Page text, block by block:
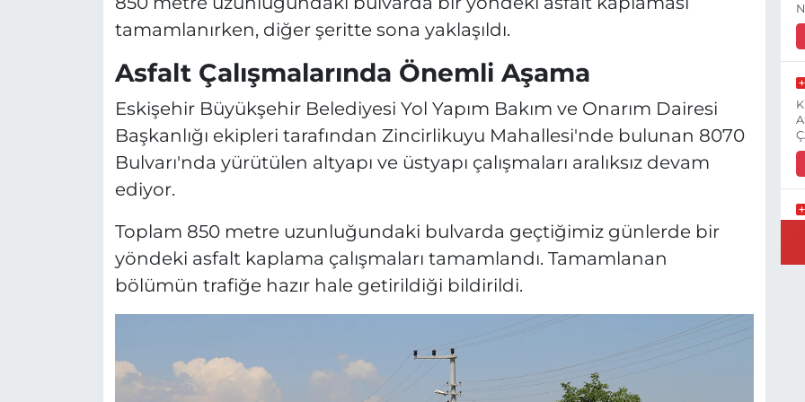
tamamlanırken, diğer şeritte sona yaklaşıldı.
Asfalt Çalışmalarında Önemli Aşama
Eskişehir Büyükşehir Belediyesi Yol Yapım Bakım ve Onarım Dairesi
Başkanlığı ekipleri tarafından Zincirlikuyu Mahallesi'nde bulunan 8070
Bulvarı'nda yürütülen altyapı ve üstyapı çalışmaları aralıksız devam
ediyor.
Toplam 850 metre uzunluğundaki bulvarda geçtiğimiz günlerde bir
yöndeki asfalt kaplama çalışmaları tamamlandı. Tamamlanan
bölümün trafiğe hazır hale getirildiği bildirildi.